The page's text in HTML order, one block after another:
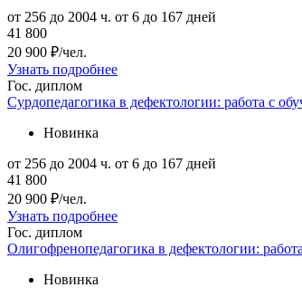
от 256 до 2004 ч. от 6 до 167 дней
41 800
20 900 ₽/чел.
Узнать подробнее
Гос. диплом
Сурдопедагогика в дефектологии: работа с
Новинка
от 256 до 2004 ч. от 6 до 167 дней
41 800
20 900 ₽/чел.
Узнать подробнее
Гос. диплом
Олигофренопедагогика в дефектологии:
Новинка